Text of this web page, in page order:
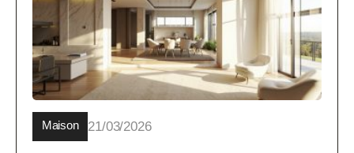
Maison 21/03/2026